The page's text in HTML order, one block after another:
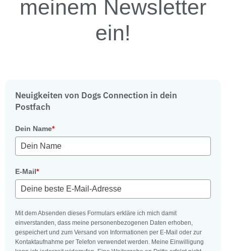
meinem Newsletter
ein!
Neuigkeiten von Dogs Connection in dein
Postfach
Dein Name*
E-Mail*
Mit dem Absenden dieses Formulars erkläre ich mich damit
einverstanden, dass meine personenbezogenen Daten erhoben,
gespeichert und zum Versand von Informationen per E-Mail oder zur
Kontaktaufnahme per Telefon verwendet werden. Meine Einwilligung